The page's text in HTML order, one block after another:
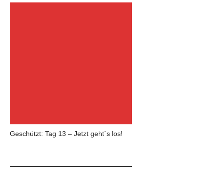
Geschützt: Tag 13 – Jetzt geht`s los!